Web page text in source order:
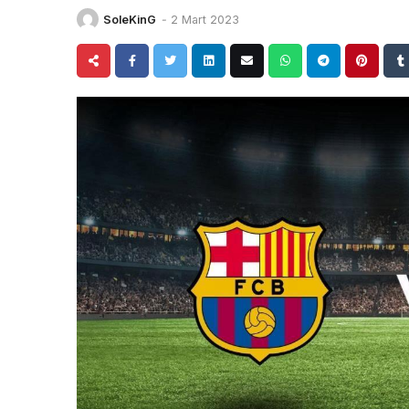
SoleKinG - 2 Mart 2023